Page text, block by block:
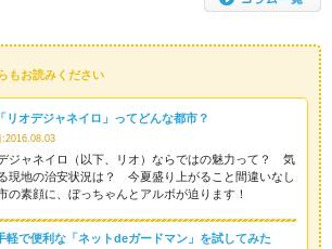
もお読みください
「リオデジャネイロ」ってどんな都市？
:2016.08.03
ジャネイロ（以下、リオ）ならではの魅力って？ 気
現地の治安状況は？ 今夏盛り上がること間違いなし
の素顔に、ぼっちゃんとアルボが迫ります！
軽で便利な「ネットdeガードマン」を試してみた